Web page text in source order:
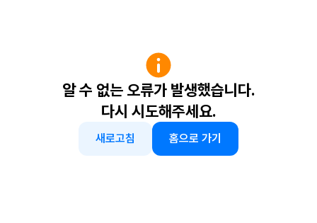
알 수 없는 오류가 발생했습니다.
다시 시도해주세요.
새로고침 홈으로 가기